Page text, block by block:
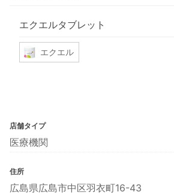
エクエルタブレット
エクエル
店舗タイプ
医療機関
住所
広島県広島市中区羽衣町16-43